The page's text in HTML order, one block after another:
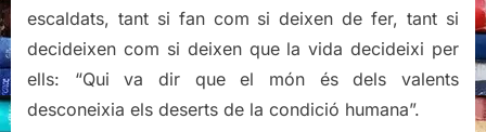
escaldats, tant si fan com si deixen de fer, tant si
decideixen com si deixen que la vida decideixi per
ells: “Qui va dir que el món és dels valents
desconeixia els deserts de la condició humana”.